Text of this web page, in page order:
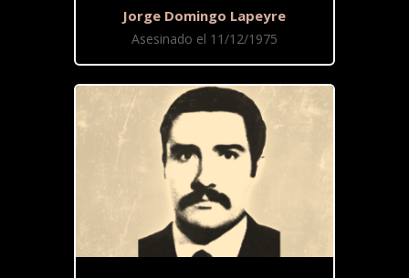
Jorge Domingo Lapeyre
Asesinado el 11/12/1975